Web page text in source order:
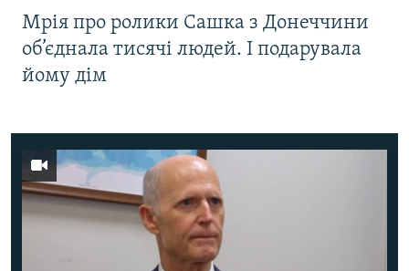
Мрія про ролики Сашка з Донеччини
об’єднала тисячі людей. І подарувала
йому дім